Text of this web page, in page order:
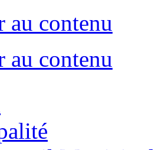
au contenu
au contenu